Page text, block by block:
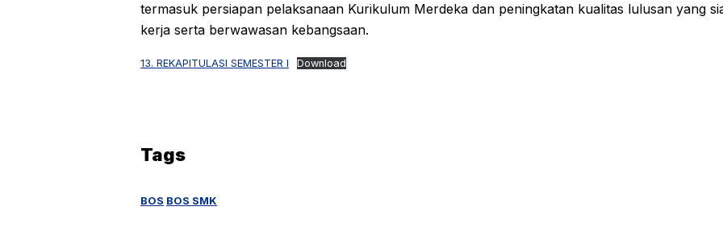
termasuk persiapan pelaksanaan Kurikulum Merdeka dan peningkatan kualitas lulusan yang
kerja serta berwawasan kebangsaan.
13. REKAPITULASI SEMESTER I Download
Tags
BOS BOS SMK